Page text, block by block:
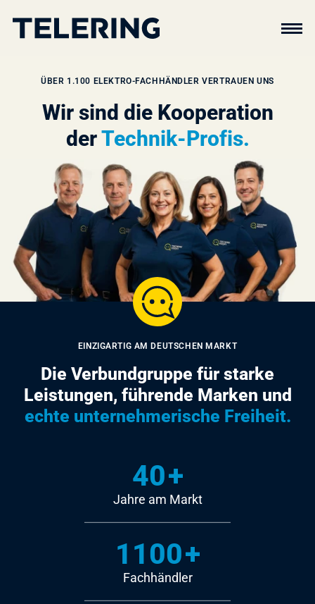
ÜBER 1.100 ELEKTRO-FACHHÄNDLER VERTRAUEN UNS
Wir sind die Kooperation
derTechnik-Profis.
EINZIGARTIG AM DEUTSCHEN MARKT
Die Verbundgruppe für starke
Leistungen, führende Marken und
echte unternehmerische Freiheit.
40+
Jahre am Markt
1100+
Fachhändler